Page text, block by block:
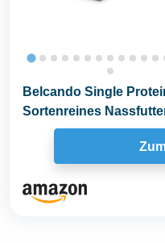
Belcando Single
Sortenreines